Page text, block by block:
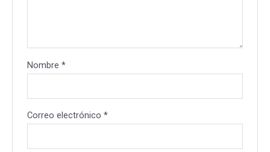
Nombre*
Correo electrónico*